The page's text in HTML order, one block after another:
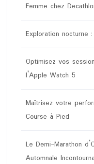
Femme chez
Exploration nocturne
Optimisez vos
l’Apple Watch 5
Maîtrisez votre
Course à Pied
Le Demi-Marathon
Automnale